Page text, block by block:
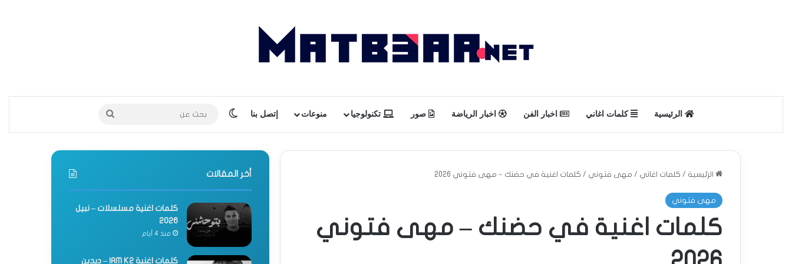
الرئيسية كلمات اغاني اخبار الفن اخبار الرياضة صور تكنولوجيا منوعات إتصل بنا الوضع المظلم بحث
عن
الرئيسية / كلمات اغاني / مهى فتوني / كلمات اغنية في حضنك – مهى فتوني 2026
مهى فتوني
كلمات اغنية في حضنك – مهى فتوني
أخر المقالات
كلمات اغنية مسلسلات – نبيل
2026
منذ 4 أيام
كلمات اغنية IAM K2 – ديدين